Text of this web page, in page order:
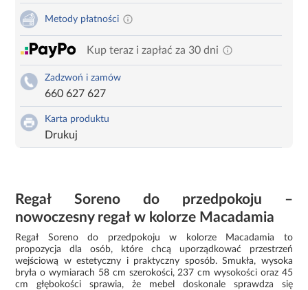
Metody płatności
Kup teraz i zapłać za 30 dni
Zadzwoń i zamów
660 627 627
Karta produktu
Drukuj
Regał Soreno do przedpokoju –
nowoczesny regał w kolorze Macadamia
Regał Soreno do przedpokoju w kolorze Macadamia to
propozycja dla osób, które chcą uporządkować przestrzeń
wejściową w estetyczny i praktyczny sposób. Smukła, wysoka
bryła o wymiarach 58 cm szerokości, 237 cm wysokości oraz 45
cm głębokości sprawia, że mebel doskonale sprawdza się